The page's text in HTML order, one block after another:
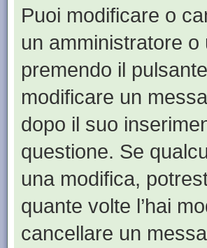
Puoi modificare o
un amministratore
premendo il
modificare un
dopo il suo
questione. Se
una modifica,
quante volte l’hai
cancellare un